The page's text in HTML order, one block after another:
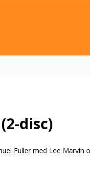
disc)
Fuller med Lee Marvin